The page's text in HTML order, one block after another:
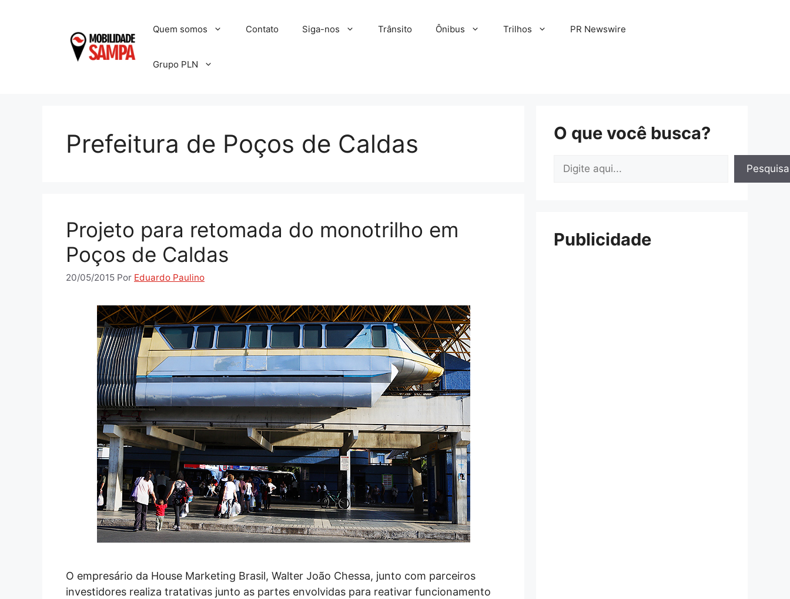
Quem somos Contato Siga-nos Trânsito Ônibus Trilhos PR Newswire
Grupo PLN
Prefeitura de Poços de Caldas
Projeto para retomada do monotrilho em
Poços de Caldas
20/05/2015 Por Eduardo Paulino
O empresário da House Marketing Brasil, Walter João Chessa, junto com parceiros
investidores realiza tratativas junto as partes envolvidas para reativar funcionamento
O que você busca?
Pesquisar
Publicidade